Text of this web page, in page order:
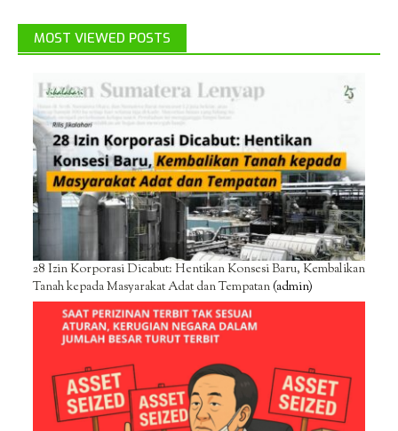
MOST VIEWED POSTS
28 Izin Korporasi Dicabut: Hentikan Konsesi Baru, Kembalikan
Tanah kepada Masyarakat Adat dan Tempatan(admin)